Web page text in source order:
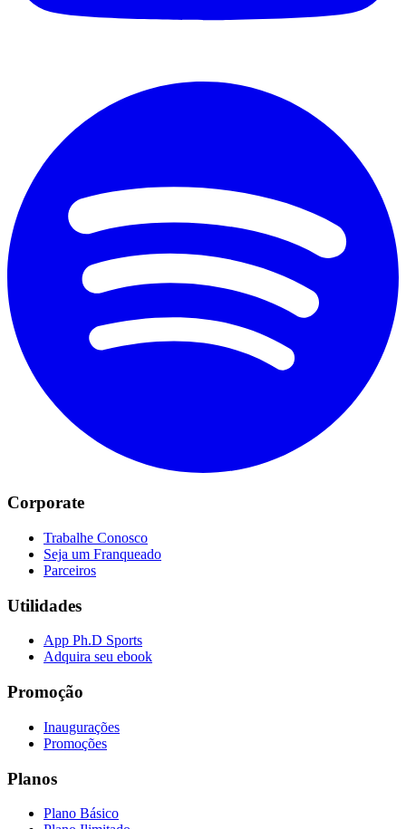
Corporate
Trabalhe Conosco
Seja um Franqueado
Parceiros
Utilidades
App Ph.D Sports
Adquira seu ebook
Promoção
Inaugurações
Promoções
Planos
Plano Básico